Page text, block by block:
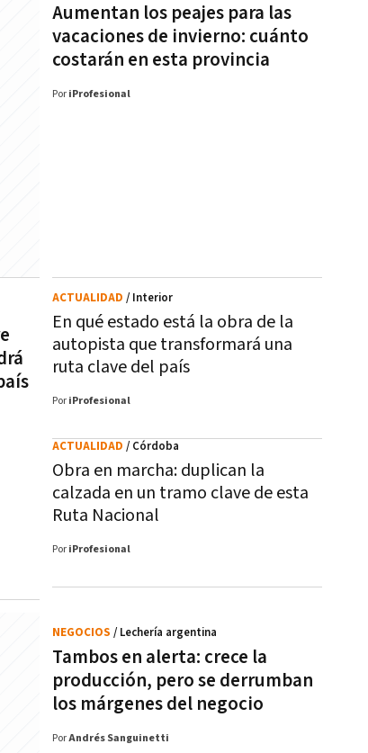
Aumentan los peajes para las
vacaciones de invierno: cuánto
costarán en esta provincia
Por iProfesional
En qué estado está la obra de la
autopista que transformará una
ruta clave del país
ACTUALIDAD / Interior
Por iProfesional
Obra en marcha: duplican la
calzada en un tramo clave de esta
Ruta Nacional
ACTUALIDAD / Córdoba
Por iProfesional
Tambos en alerta: crece la
producción, pero se derrumban
los márgenes del negocio
NEGOCIOS / Lechería argentina
PorAndrés Sanguinetti